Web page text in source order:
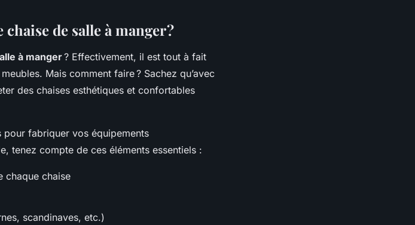
de salle à manger ?
à manger? Effectivement, il est tout à fait
Mais comment faire ? Sachez qu’avec
des chaises esthétiques et confortables
pour fabriquer vos équipements
tenez compte de ces éléments essentiels :
chaque chaise
scandinaves, etc.)